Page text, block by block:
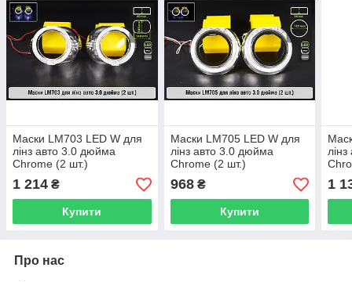
Маски LM703 LED W для
лінз авто 3.0 дюйма
Chrome (2 шт.)
1 214 ₴
Купити
Маски LM705 LED W для
лінз авто 3.0 дюйма
Chrome (2 шт.)
968₴
Купити
1
Про нас